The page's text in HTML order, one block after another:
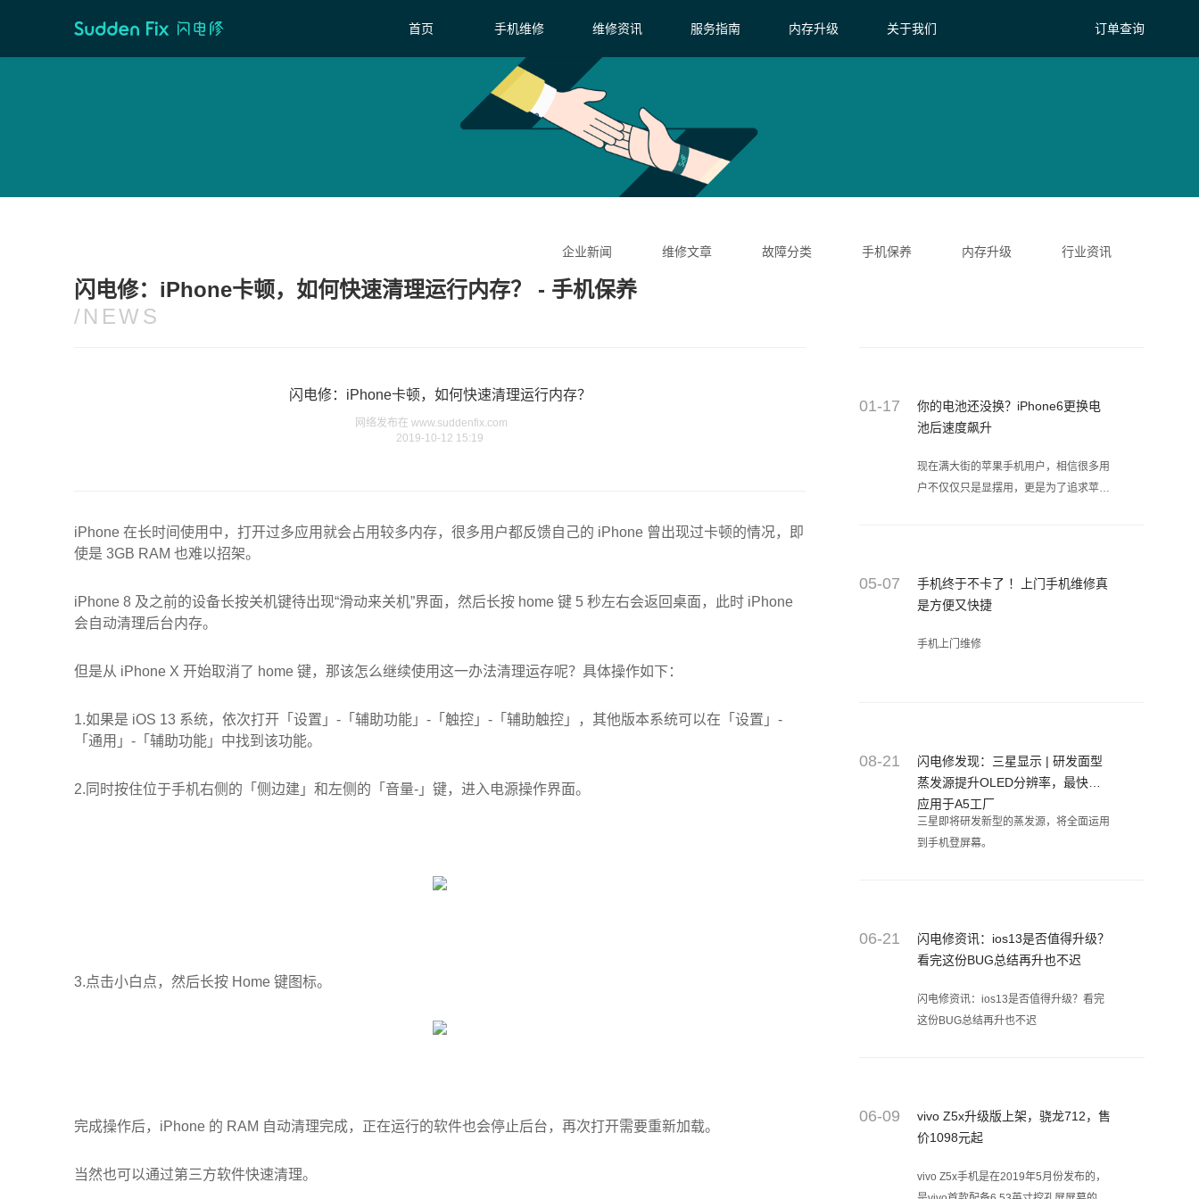
首页 手机维修 维修资讯 服务指南 内存升级 关于我们 订单查询
首页/维修资讯
企业新闻 维修文章 故障分类 手机保养 内存升级 行业资讯
闪电修：iPhone卡顿，如何快速清理运行内存？ - 手机保养
/NEWS
闪电修：iPhone卡顿，如何快速清理运行内存？
网络发布在 www.suddenfix.com
2019-10-12 15:19
iPhone 在长时间使用中，打开过多应用就会占用较多内存，很多用户都反馈自己的 iPhone 曾出现过卡顿的情况，即
使是 3GB RAM 也难以招架。
iPhone 8 及之前的设备长按关机键待出现“滑动来关机”界面，然后长按 home 键 5 秒左右会返回桌面，此时 iPhone
会自动清理后台内存。
但是从 iPhone X 开始取消了 home 键，那该怎么继续使用这一办法清理运存呢？具体操作如下：
1.如果是 iOS 13 系统，依次打开「设置」-「辅助功能」-「触控」-「辅助触控」，其他版本系统可以在「设置」-
「通用」-「辅助功能」中找到该功能。
2.同时按住位于手机右侧的「侧边建」和左侧的「音量-」键，进入电源操作界面。
3.点击小白点，然后长按 Home 键图标。
完成操作后，iPhone 的 RAM 自动清理完成，正在运行的软件也会停止后台，再次打开需要重新加载。
当然也可以通过第三方软件快速清理。
01-17
你的电池还没换？iPhone6更换电
池后速度飙升
现在满大街的苹果手机用户，相信很多用
户不仅仅只是显摆用，更是为了追求苹果
的鬼。
05-07
手机终于不卡了 ！上门手机维修真
是方便又快捷
手机上门维修
08-21
闪电修发现：三星显示 | 研发面型
蒸发源提升OLED分辨率，最快或
应用于A5工厂
三星即将研发新型的蒸发源，将全面运用
到手机登屏幕。
06-21
闪电修资讯：ios13是否值得升级？
看完这份BUG总结再升也不迟
闪电修资讯：ios13是否值得升级？看完
这份BUG总结再升也不迟
06-09
vivo Z5x升级版上架，骁龙712，售
价1098元起
vivo Z5x手机是在2019年5月份发布的，